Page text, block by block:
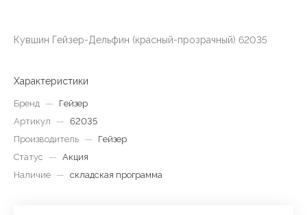
Кувшин Гейзер-Дельфин (красный-прозрачный) 62035
Характеристики
Бренд —
Гейзер
Артикул
— 62035
Производитель —
Гейзер
Статус
— Акция
Наличие — складская программа